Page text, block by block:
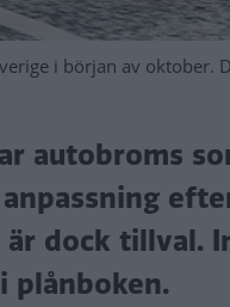
i början av
autobroms
dock tillval.
plånboken.